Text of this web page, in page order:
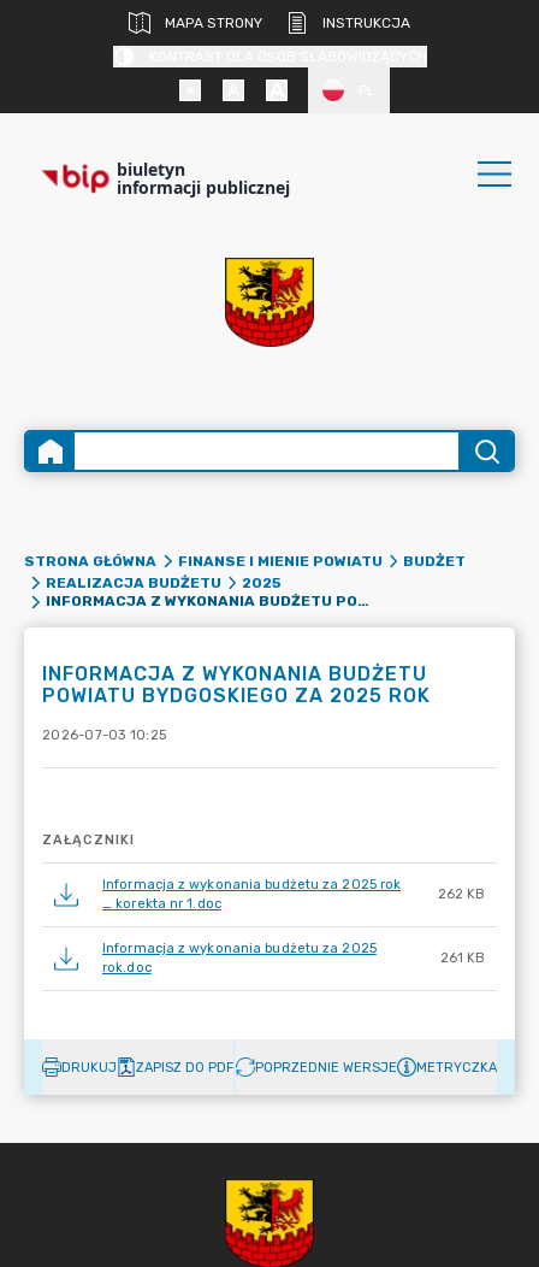
MAPA STRONY
INSTRUKCJA
biuletyn
informacji publicznej
STRONA GŁÓWNA FINANSE I MIENIE POWIATU
BUDŻET
REALIZACJA BUDŻETU
2025
INFORMACJA Z WYKONANIA BUDŻETU POWIATU BYDGOSKIEGO ZA 2025 ROK
INFORMACJA Z WYKONANIA BUDŻETU
POWIATU BYDGOSKIEGO ZA 2025 ROK
2026-07-03 10:25
ZAŁĄCZNIKI
Informacja z wykonania budżetu za 2025 rok
_ korekta nr 1.doc
262 KB
Informacja z wykonania budżetu za 2025
rok.doc
261 KB
DRUKUJ ZAPISZ DO PDF POPRZEDNIE WERSJE METRYCZKA